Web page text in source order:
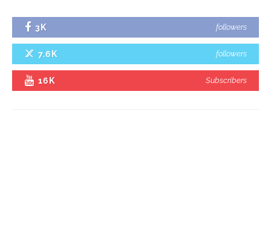
3K followers
7.6K followers
16K Subscribers